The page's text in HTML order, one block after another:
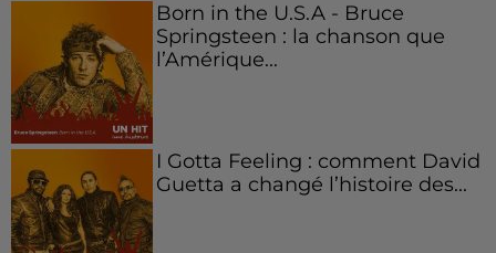
Born in the U.S.A - Bruce
Springsteen : la chanson que
l’Amérique...
I Gotta Feeling : comment David
Guetta a changé l’histoire des...